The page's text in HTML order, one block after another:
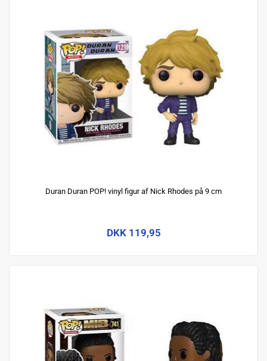
Duran Duran POP! vinyl figur af Nick Rhodes på 9 cm
DKK 119,95